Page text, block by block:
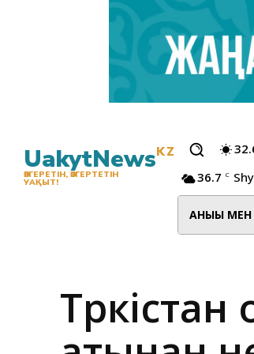
UakytNewsKZ
ӨЗГЕРЕТІН, ӨЗГЕРТЕТІН
УАҚЫТ!
36.7 C
АНЫҒЫ